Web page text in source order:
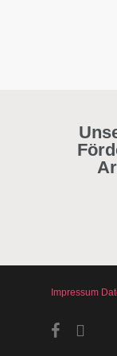
Impressum
facebookinstagram